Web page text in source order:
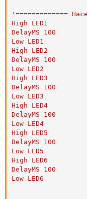
'=============
High LED1
DelayMS 100
Low LED1
High LED2
DelayMS 100
Low LED2
High LED3
DelayMS 100
Low LED3
High LED4
DelayMS 100
Low LED4
High LED5
DelayMS 100
Low LED5
High LED6
DelayMS 100
Low LED6